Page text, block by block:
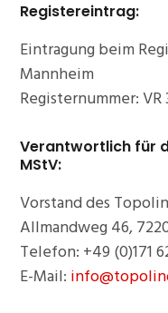
Registereintrag:
Eintragung beim
Mannheim
Registernummer: VR
Verantwortlich für
MStV:
Vorstand des
Allmandweg 46,
Telefon: +49 (0)171
E-Mail: